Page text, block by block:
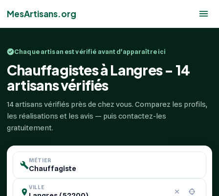
MesArtisans.org
Chaque artisan est vérifié avant d'apparaître ici
Chauffagistes à Langres - 14
artisans vérifiés
14 artisans vérifiés près de chez vous. Comparez les profils,
les réalisations et les avis — puis contactez-les
gratuitement.
MÉTIER
VILLE